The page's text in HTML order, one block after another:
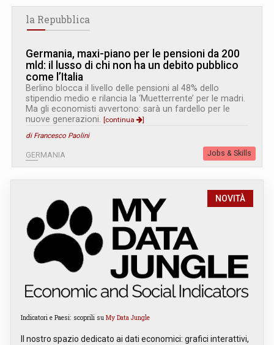
la Repubblica
Germania, maxi-piano per le pensioni da 200
mld: il lusso di chi non ha un debito pubblico
come l’Italia
Berlino blocca il livello delle pensioni al 48% dello
stipendio medio e rilancia la ‘Muetterrente’ per le madri.
Ma gli economisti avvertono: sarà un fardello per le
nuove generazioni. [continua
]
di Francesco Paolini
GERMANIA Jobs & Skills
NOVITÀ
Indicatori e Paesi: scoprili su My Data Jungle
Il nostro spazio dedicato ai dati economici: grafici interattivi,